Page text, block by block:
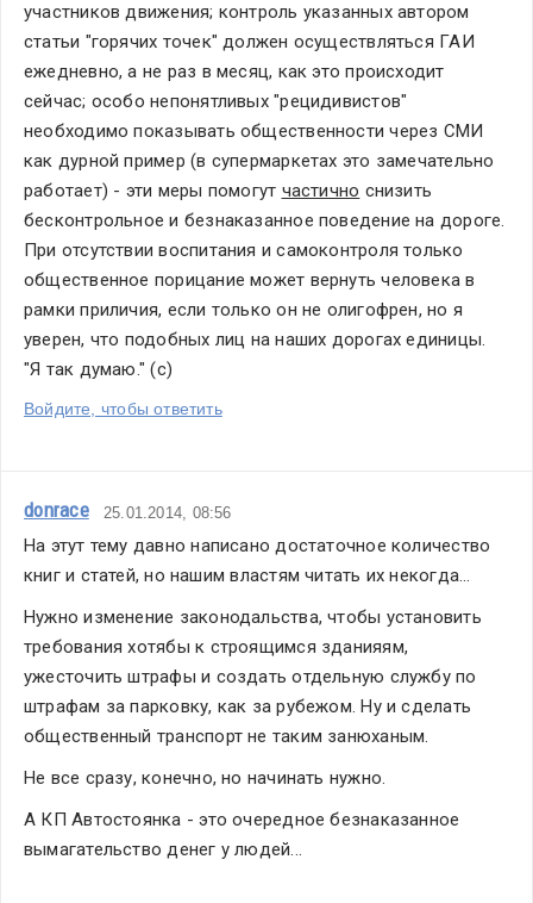
участников движения; контроль указанных автором
статьи "горячих точек" должен осуществляться ГАИ
ежедневно, а не раз в месяц, как это происходит
сейчас; особо непонятливых "рецидивистов"
необходимо показывать общественности через СМИ
как дурной пример (в супермаркетах это замечательно
работает) - эти меры помогут частично снизить
бесконтрольное и безнаказанное поведение на дороге.
При отсутствии воспитания и самоконтроля только
общественное порицание может вернуть человека в
рамки приличия, если только он не олигофрен, но я
уверен, что подобных лиц на наших дорогах единицы.
"Я так думаю." (с)
Войдите, чтобы ответить
donrace 25.01.2014, 08:56
На этут тему давно написано достаточное количество
книг и статей, но нашим властям читать их некогда...
Нужно изменение законодальства, чтобы установить
требования хотябы к строящимся зданияям,
ужесточить штрафы и создать отдельную службу по
штрафам за парковку, как за рубежом. Ну и сделать
общественный транспорт не таким занюханым.
Не все сразу, конечно, но начинать нужно.
А КП Автостоянка - это очередное безнаказанное
вымагательство денег у людей...